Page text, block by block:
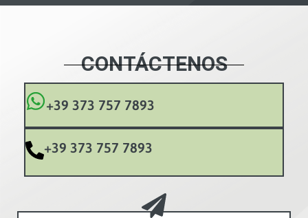
CONTÁCTENOS
+39 373 757 7893
+39 373 757 7893